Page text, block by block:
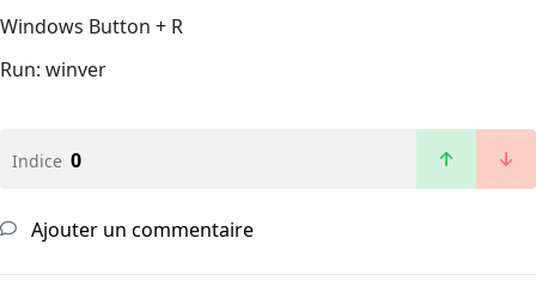
Windows Button + R
Run: winver
Indice 0
Ajouter un commentaire